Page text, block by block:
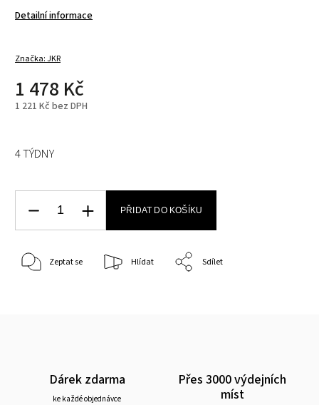
Detailní informace
Značka:JKR
1 478 Kč
1 221 Kč bez DPH
4 TÝDNY
PŘIDAT DO KOŠÍKU
Zeptat se Hlídat Sdílet
Dárek zdarma
ke každé objednávce
Přes 3000 výdejních
míst